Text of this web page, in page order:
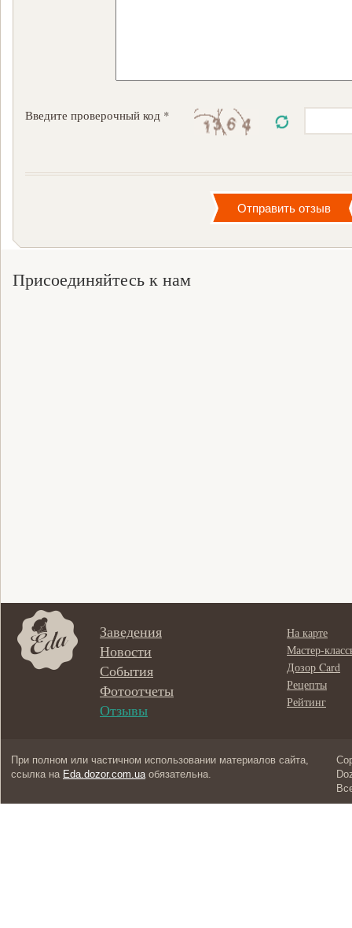
Введите проверочный код *
Присоединяйтесь к нам
Заведения
Новости
События
Фотоотчеты
Отзывы
На карте
Мастер-
Дозор Card
Рецепты
Рейтинг
При полном или частичном использовании материалов сайта,
ссылка на Eda.dozor.com.uaобязательна.